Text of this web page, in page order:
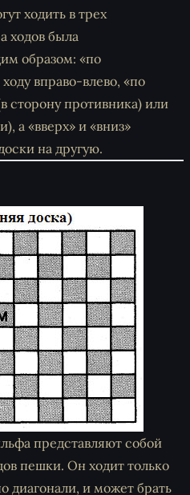
ходить в трех
ходов была
образом: «по
вправо-влево, «по
сторону противника) или
а «вверх» и «вниз»
на другую.
представляют собой
пешки. Он ходит только
диагонали, и может брать